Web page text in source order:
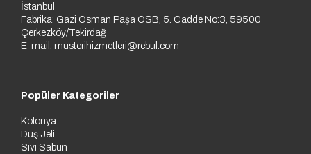
İstanbul
Fabrika: Gazi Osman Paşa OSB, 5. Cadde No:3, 59500
Çerkezköy/Tekirdağ
E-mail: musterihizmetleri@rebul.com
Popüler Kategoriler
Kolonya
Duş Jeli
Sıvı Sabun